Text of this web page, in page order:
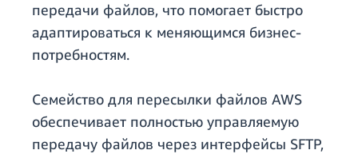
передачи файлов, что помогает быстро
адаптироваться к меняющимся бизнес-
потребностям.
Семейство для пересылки файлов AWS
обеспечивает полностью управляемую
передачу файлов через интерфейсы SFTP,